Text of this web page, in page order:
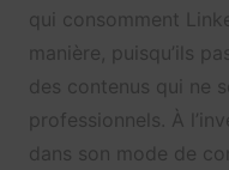
qui consomment
manière, puisqu’ils
des contenus qui ne
professionnels. À
dans son mode de